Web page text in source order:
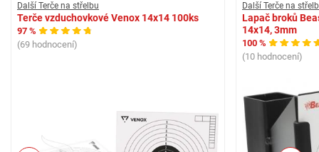
Další Terče na střelbu
Terče vzduchovkové Venox 14x14 100ks
97 %
(69 hodnocení)
Další Terče na
Lapač broků
14x14, 3mm
100 %
(10 hodnocení)